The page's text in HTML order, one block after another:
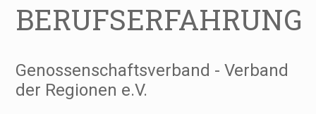
BERUFSERFAHRUNG
Genossenschaftsverband - Verband
der Regionen e.V.